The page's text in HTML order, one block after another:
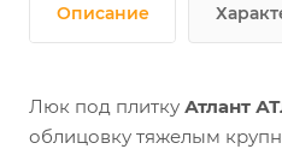
Описание
Люк под плитку Атлант
облицовку тяжелым